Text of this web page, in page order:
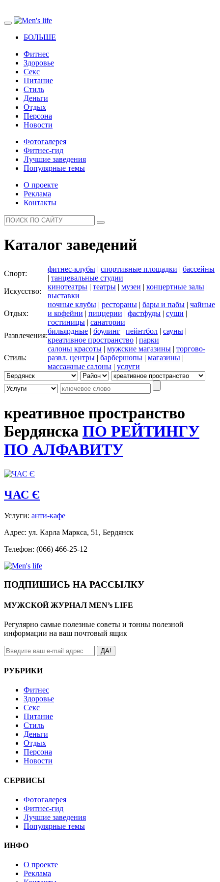
БОЛЬШЕ
Фитнес
Здоровье
Секс
Питание
Стиль
Деньги
Отдых
Персона
Новости
Фотогалерея
Фитнес-гид
Лучшие заведения
Популярные темы
О проекте
Реклама
Контакты
Каталог заведений
Спорт:
фитнес-клубы | спортивные площадки | бассейны
| танцевальные студии
Искусство:
кинотеатры | театры | музеи | концертные залы |
выставки
Отдых:
ночные клубы | рестораны | бары и пабы | чайные
и кофейни | пиццерии | фастфуды | суши |
гостиницы | санатории
Развлечения:
бильярдные | боулинг | пейнтбол | сауны |
креативное пространство | парки
Стиль:
салоны красоты | мужские магазины | торгово-
развл. центры | барбершопы | магазины |
массажные салоны | услуги
креативное пространство
Бердянска ПО РЕЙТИНГУ
ПО АЛФАВИТУ
ЧАС Є
Услуги: анти-кафе
Адрес: ул. Карла Маркса, 51, Бердянск
Телефон: (066) 466-25-12
ПОДПИШИСЬ НА РАССЫЛКУ
МУЖСКОЙ ЖУРНАЛ MEN’s LIFE
Регулярно самые полезные советы и тонны полезной
информации на ваш почтовый ящик
ДА!
РУБРИКИ
Фитнес
Здоровье
Секс
Питание
Стиль
Деньги
Отдых
Персона
Новости
СЕРВИСЫ
Фотогалерея
Фитнес-гид
Лучшие заведения
Популярные темы
ИНФО
О проекте
Реклама